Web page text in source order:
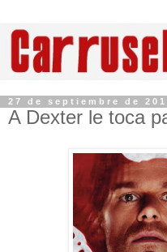
27 de septiembre de
A Dexter le toca